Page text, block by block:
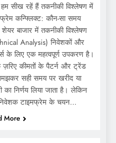
सीख रहें हैं तकनीकी विश्लेषण में
कन्फ्लिक्ट: कौन-सा समय
बाजार में तकनीकी विश्लेषण
Analysis) निवेशकों और
के लिए एक महत्वपूर्ण उपकरण है।
कीमतों के पैटर्न और ट्रेंड
सही समय पर खरीद या
का निर्णय लिया जाता है। लेकिन
टाइमफ्रेम के चयन…
More